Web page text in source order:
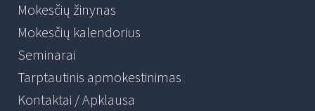
Mokesčių žinynas
Mokesčių kalendorius
Seminarai
Tarptautinis apmokestinimas
Kontaktai / Apklausa